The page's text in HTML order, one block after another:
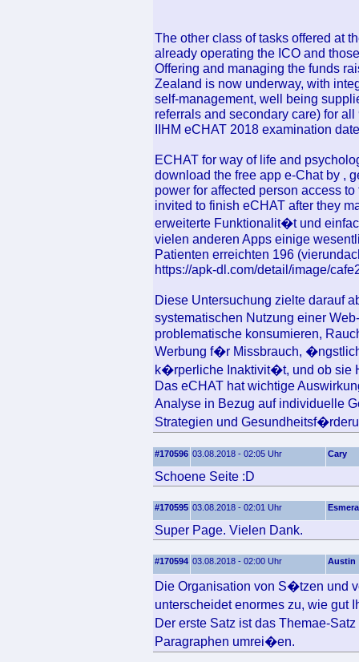
The other class of tasks offered at
already operating the ICO and
Offering and managing the funds
Zealand is now underway, with
self-management, well being
referrals and secondary care) for
IIHM eCHAT 2018 examination
ECHAT for way of life and
download the free app e-Chat by ,
power for affected person access
invited to finish eCHAT after they
erweiterte Funktionalit�t und
vielen anderen Apps einige
Patienten erreichten 196
https://apk-dl.com/detail/image/
Diese Untersuchung zielte darauf
systematischen Nutzung einer
problematische konsumieren,
Werbung f�r Missbrauch,
k�rperliche Inaktivit�t, und ob sie
Das eCHAT hat wichtige
Analyse in Bezug auf individuelle
Strategien und
#170596 03.08.2018 - 02:05 Uhr Cary
Schoene Seite :D
#170595 03.08.2018 - 02:01 Uhr
Super Page. Vielen Dank.
#170594 03.08.2018 - 02:00 Uhr Austin
Die Organisation von S�tzen und
unterscheidet enormes zu, wie
Der erste Satz ist das Themae-
Paragraphen umrei�en.